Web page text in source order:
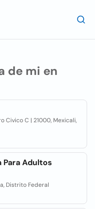
de mi en
Civico C | 21000, Mexicali,
Para Adultos
Distrito Federal